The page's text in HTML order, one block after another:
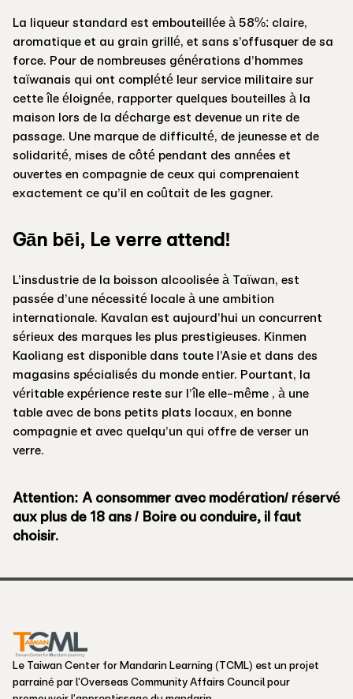
La liqueur standard est embouteillée à 58%: claire,
aromatique et au grain grillé, et sans s’offusquer de sa
force. Pour de nombreuses générations d’hommes
taïwanais qui ont complété leur service militaire sur
cette île éloignée, rapporter quelques bouteilles à la
maison lors de la décharge est devenue un rite de
passage. Une marque de difficulté, de jeunesse et de
solidarité, mises de côté pendant des années et
ouvertes en compagnie de ceux qui comprenaient
exactement ce qu’il en coûtait de les gagner.
Gān bēi, Le verre attend!
L’insdustrie de la boisson alcoolisée à Taïwan, est
passée d’une nécessité locale à une ambition
internationale. Kavalan est aujourd’hui un concurrent
sérieux des marques les plus prestigieuses. Kinmen
Kaoliang est disponible dans toute l’Asie et dans des
magasins spécialisés du monde entier. Pourtant, la
véritable expérience reste sur l’île elle-même , à une
table avec de bons petits plats locaux, en bonne
compagnie et avec quelqu’un qui offre de verser un
verre.
Attention: A consommer avec modération/ réservé
aux plus de 18 ans / Boire ou conduire, il faut
choisir.
Le Taiwan Center for Mandarin Learning (TCML) est un projet
parrainé par l'Overseas Community Affairs Council pour